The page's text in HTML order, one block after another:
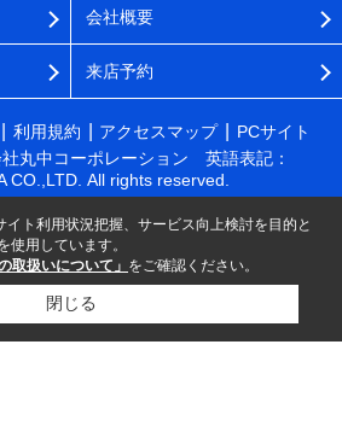
会社概要
来店予約
利用規約 アクセスマップ
PCサイト
丸中コーポレーション 英語表記：
CO.,LTD. All rights reserved.
ト利用状況把握、サービス向上検討を目的と
使用しています。
取扱いについて」 をご確認ください。
閉じる